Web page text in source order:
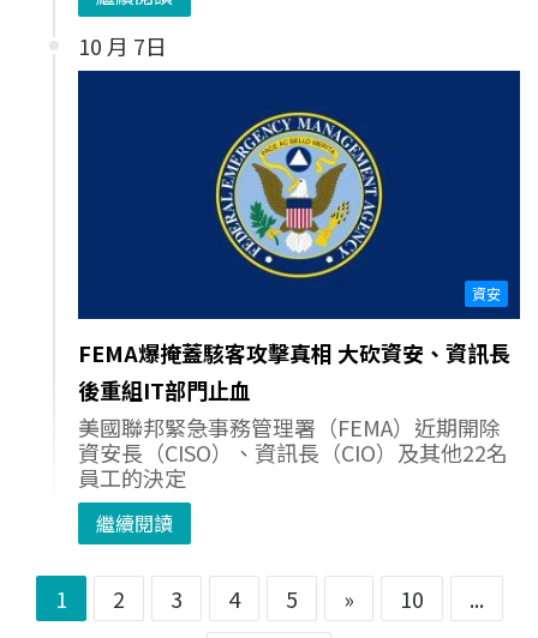
10 月 7日
資安
FEMA爆掩蓋駭客攻擊真相 大砍資安、資訊長
後重組IT部門止血
美國聯邦緊急事務管理署（FEMA）近期開除
資安長（CISO）、資訊長（CIO）及其他22名
員工的決定
繼續閱讀
1 2 3 4 5 » 10
...